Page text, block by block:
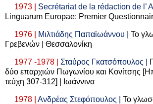
1973 | Secrétariat de la rédaction de l’
Linguarum Europae: Premier
1976 | Μιλτιάδης Παπαϊωάννου | Το
Γρεβενών | Θεσσαλονίκη
1977 -1978 | Σταύρος Γκατσόπουλος |
δύο επαρχιών Πωγωνίου και Κονίτσης
τεύχη 307-312] | Ιωάννινα
1978 | Ανδρέας Στεφόπουλος | Το